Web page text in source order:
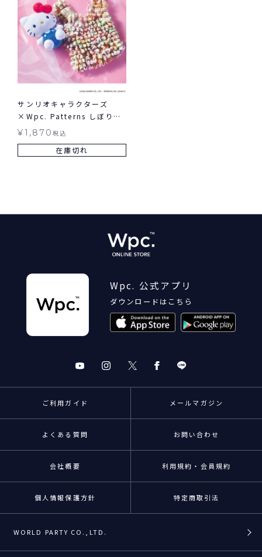
サンリオキャラクターズ
×Wpc. Patterns しぼりバ
ッグ お買い物 バッグ ギフト
¥1,870税込
在庫切れ
Wpc. 公式アプリ
ダウンロードはこちら
ご利用ガイド メールマガジン
よくある質問 お問い合わせ
会社概要 利用規約・会員規約
個人情報保護方針 特定商取引法
WORLD PARTY CO.,LTD.